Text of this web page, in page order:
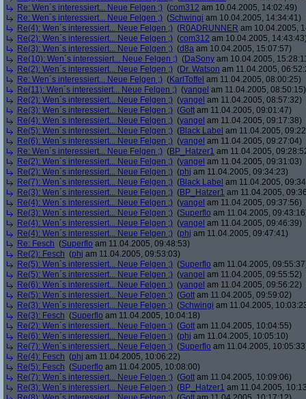
Re: Wen´s interessiert... Neue Felgen ;) (com312 am 10.04.2005, 14:02:49)
Re: Wen´s interessiert... Neue Felgen ;) (Schwingi am 10.04.2005, 14:34:41)
Re(4): Wen´s interessiert... Neue Felgen ;) (R0ADRUNNER am 10.04.2005,
Re(2): Wen´s interessiert... Neue Felgen ;) (com312 am 10.04.2005,
Re(3): Wen´s interessiert... Neue Felgen ;) (d8a am 10.04.2005, 15:07:57)
Re(10): Wen´s interessiert... Neue Felgen ;) (DaSony am 10.04.2005,
Re(2): Wen´s interessiert... Neue Felgen ;) (Dr. Watson am 11.04.2005,
Re: Wen´s interessiert... Neue Felgen ;) (KarlToffel am 11.04.2005, 08:00:25)
Re(11): Wen´s interessiert... Neue Felgen ;) (yangel am 11.04.2005, 08:50:15)
Re(2): Wen´s interessiert... Neue Felgen ;) (yangel am 11.04.2005, 08:57:32)
Re(3): Wen´s interessiert... Neue Felgen ;) (Gott am 11.04.2005, 09:01:47)
Re(4): Wen´s interessiert... Neue Felgen ;) (yangel am 11.04.2005, 09:17:38)
Re(5): Wen´s interessiert... Neue Felgen ;) (Black Label am 11.04.2005,
Re(6): Wen´s interessiert... Neue Felgen ;) (yangel am 11.04.2005, 09:27:04)
Re: Wen´s interessiert... Neue Felgen ;) (BP_Hatzer1 am 11.04.2005,
Re(2): Wen´s interessiert... Neue Felgen ;) (yangel am 11.04.2005, 09:31:03)
Re(2): Wen´s interessiert... Neue Felgen ;) (phj am 11.04.2005, 09:34:23)
Re(7): Wen´s interessiert... Neue Felgen ;) (Black Label am 11.04.2005,
Re(3): Wen´s interessiert... Neue Felgen ;) (BP_Hatzer1 am 11.04.2005,
Re(4): Wen´s interessiert... Neue Felgen ;) (yangel am 11.04.2005, 09:37:56)
Re(3): Wen´s interessiert... Neue Felgen ;) (Superflo am 11.04.2005,
Re(4): Wen´s interessiert... Neue Felgen ;) (yangel am 11.04.2005, 09:46:39)
Re(4): Wen´s interessiert... Neue Felgen ;) (phj am 11.04.2005, 09:47:41)
Re: Fesch (Superflo am 11.04.2005, 09:48:53)
Re(2): Fesch (phj am 11.04.2005, 09:53:03)
Re(5): Wen´s interessiert... Neue Felgen ;) (Superflo am 11.04.2005,
Re(5): Wen´s interessiert... Neue Felgen ;) (yangel am 11.04.2005, 09:55:52)
Re(6): Wen´s interessiert... Neue Felgen ;) (yangel am 11.04.2005, 09:56:22)
Re(5): Wen´s interessiert... Neue Felgen ;) (Gott am 11.04.2005, 09:59:02)
Re(3): Wen´s interessiert... Neue Felgen ;) (Schwingi am 11.04.2005,
Re(3): Fesch (Superflo am 11.04.2005, 10:04:18)
Re(2): Wen´s interessiert... Neue Felgen ;) (Gott am 11.04.2005, 10:04:55)
Re(6): Wen´s interessiert... Neue Felgen ;) (phj am 11.04.2005, 10:05:10)
Re(7): Wen´s interessiert... Neue Felgen ;) (Superflo am 11.04.2005,
Re(4): Fesch (phj am 11.04.2005, 10:06:22)
Re(5): Fesch (Superflo am 11.04.2005, 10:08:00)
Re(7): Wen´s interessiert... Neue Felgen ;) (Gott am 11.04.2005, 10:09:06)
Re(3): Wen´s interessiert... Neue Felgen ;) (BP_Hatzer1 am 11.04.2005,